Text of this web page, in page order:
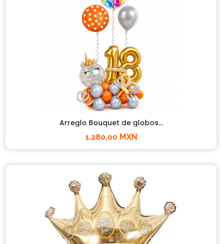
Arreglo Bouquet de globos...
1.280,00 MXN